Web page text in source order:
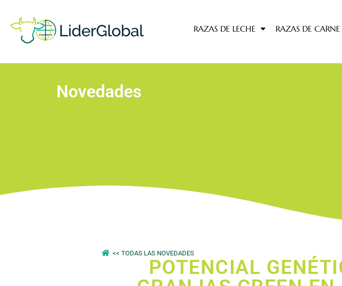
RAZAS DE LECHE RAZAS DE CARNE
Novedades
<< TODAS LAS NOVEDADES
POTENCIAL